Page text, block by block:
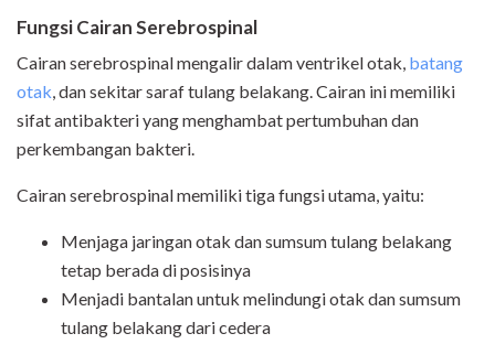
Fungsi Cairan Serebrospinal
Cairan serebrospinal mengalir dalam ventrikel otak, batang
otak , dan sekitar saraf tulang belakang. Cairan ini memiliki
sifat antibakteri yang menghambat pertumbuhan dan
perkembangan bakteri.
Cairan serebrospinal memiliki tiga fungsi utama, yaitu:
Menjaga jaringan otak dan sumsum tulang belakang
tetap berada di posisinya
Menjadi bantalan untuk melindungi otak dan sumsum
tulang belakang dari cedera